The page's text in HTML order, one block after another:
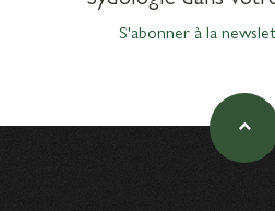
S'abonner à la